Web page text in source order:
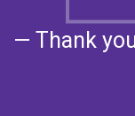
— Thank